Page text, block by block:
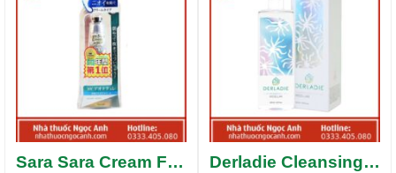
Sara Sara Cream For
Derladie Cleansing